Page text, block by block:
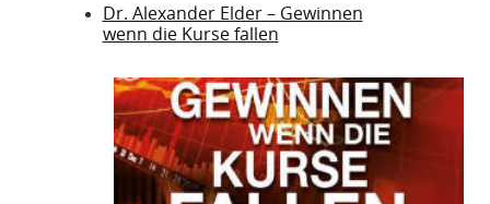
Dr. Alexander Elder – Gewinnen
wenn die Kurse fallen